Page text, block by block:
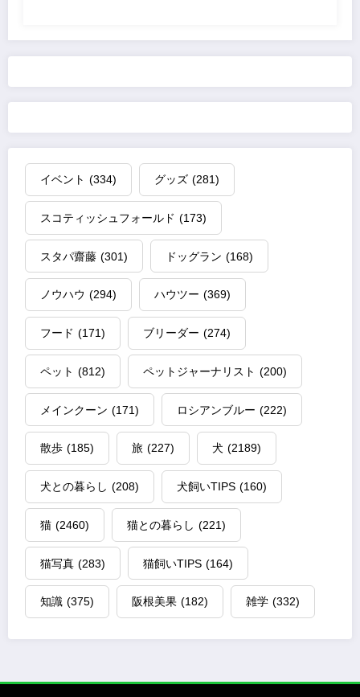
イベント (334) グッズ (281)
スコティッシュフォールド (173)
スタパ齋藤 (301) ドッグラン (168)
ノウハウ (294) ハウツー (369)
フード (171) ブリーダー (274)
ペット (812) ペットジャーナリスト (200)
メインクーン (171) ロシアンブルー (222)
散歩 (185) 旅 (227) 犬 (2189)
犬との暮らし (208) 犬飼いTIPS (160)
猫 (2460) 猫との暮らし (221)
猫写真 (283) 猫飼いTIPS (164)
知識 (375) 阪根美果 (182) 雑学 (332)